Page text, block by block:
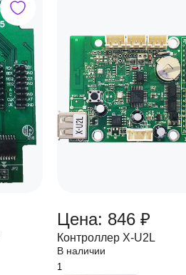
Цена: 846 ₽
Контроллер X-U2L
В наличии